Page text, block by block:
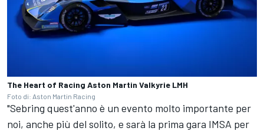
The Heart of Racing Aston Martin Valkyrie LMH
Foto di: Aston Martin Racing
"Sebring quest'anno è un evento molto importante per
noi, anche più del solito, e sarà la prima gara IMSA per